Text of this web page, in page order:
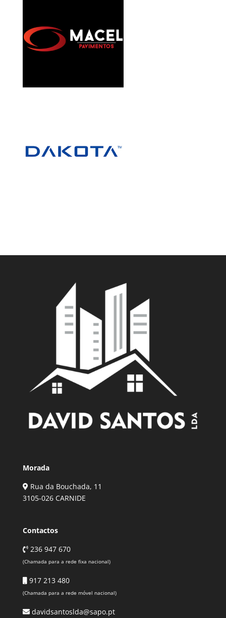
Morada
Rua da Bouchada, 11
3105-026 CARNIDE
Contactos
236 947 670
(Chamada para a rede fixa nacional)
917 213 480
(Chamada para a rede móvel nacional)
davidsantoslda@sapo.pt